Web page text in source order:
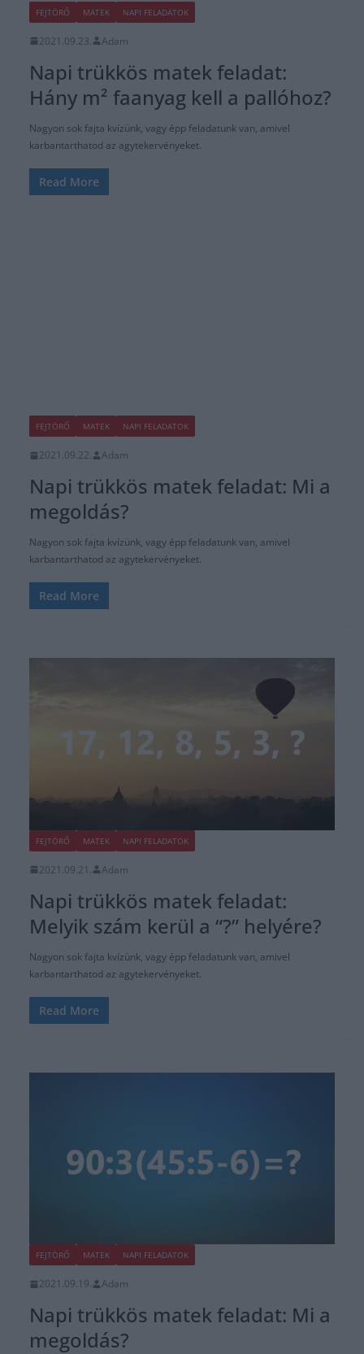
FEJTÖRŐ MATEK NAPI FELADATOK
2021.09.23. Adam
Napi trükkös matek feladat:
Hány m² faanyag kell a pallóhoz?
Nagyon sok fajta kvízünk, vagy épp feladatunk van, amivel
karbantarthatod az agytekervényeket.
Read More
FEJTÖRŐ MATEK NAPI FELADATOK
2021.09.22. Adam
Napi trükkös matek feladat: Mi a
megoldás?
Nagyon sok fajta kvízünk, vagy épp feladatunk van, amivel
karbantarthatod az agytekervényeket.
Read More
FEJTÖRŐ MATEK NAPI FELADATOK
2021.09.21. Adam
Napi trükkös matek feladat:
Melyik szám kerül a “?” helyére?
Nagyon sok fajta kvízünk, vagy épp feladatunk van, amivel
karbantarthatod az agytekervényeket.
Read More
FEJTÖRŐ MATEK NAPI FELADATOK
2021.09.19. Adam
Napi trükkös matek feladat: Mi a
megoldás?